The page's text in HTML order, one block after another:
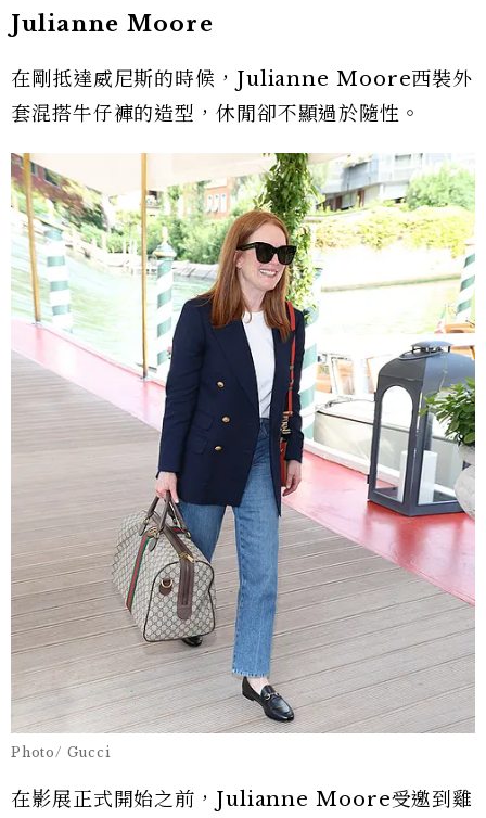
Julianne Moore
在剛抵達威尼斯的時候，Julianne Moore西裝外
套混搭牛仔褲的造型，休閒卻不顯過於隨性。
Photo/ Gucci
在影展正式開始之前，Julianne Moore受邀到雞